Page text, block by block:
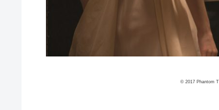
© 2017 Phantom